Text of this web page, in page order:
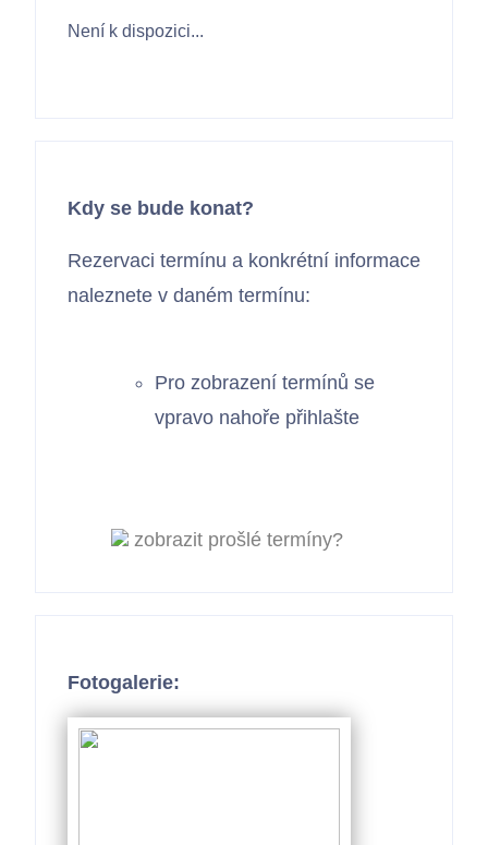
Není k dispozici...
Kdy se bude konat?
Rezervaci termínu a konkrétní informace
naleznete v daném termínu:
Pro zobrazení termínů se
vpravo nahoře přihlašte
zobrazit prošlé termíny?
Fotogalerie: